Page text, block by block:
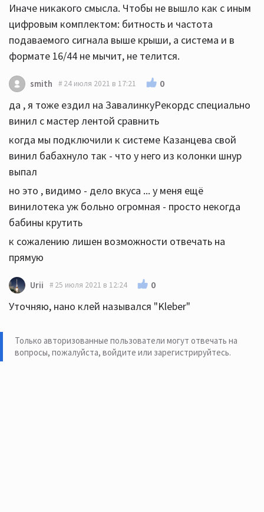
Иначе никакого смысла. Чтобы не вышло как с иным
цифровым комплектом: битность и частота
подаваемого сигнала выше крыши, а система и в
формате 16/44 не мычит, не телится.
smith 24 июля 2021 в 17:21 0
да , я тоже ездил на ЗавалинкуРекордс специально
винил с мастер лентой сравнить
когда мы подключили к системе Казанцева свой
винил бабахнуло так - что у него из колонки шнур
выпал
но это , видимо - дело вкуса ... у меня ещё
винилотека уж больно огромная - просто некогда
бабины крутить
к сожалению лишен возможности отвечать на
прямую
Urii 25 июля 2021 в 12:24 0
Уточняю, нано клей назывался "Kleber"
Только авторизованные пользователи могут отвечать на
вопросы, пожалуйста, войдите или зарегистрируйтесь.